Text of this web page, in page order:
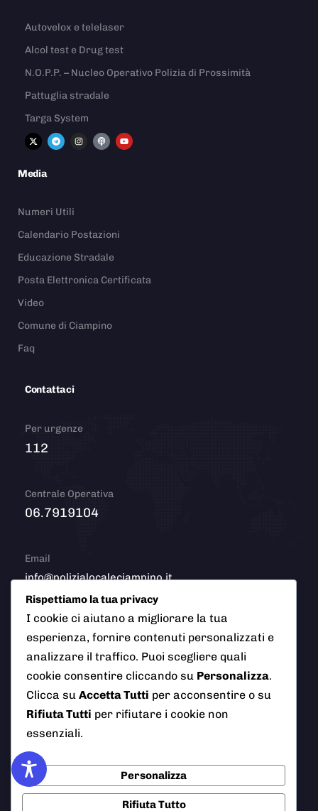
Autovelox e telelaser
Alcol test e Drug test
N.O.P.P. – Nucleo Operativo Polizia di Prossimità
Pattuglia stradale
Targa System
Media
Numeri Utili
Calendario Postazioni
Educazione Stradale
Posta Elettronica Certificata
Video
Comune di Ciampino
Faq
Contattaci
Per urgenze
112
Centrale Operativa
06.7919104
Email
info@polizialocaleciampino.it
© 2026 Polizia Locale del Comune di Ciampino (Roma). Tutti
i diritti riservati
AI Info
Cookie Policy Credits
Rispettiamo la tua privacy
I cookie ci aiutano a migliorare la tua
esperienza, fornire contenuti personalizzati e
analizzare il traffico. Puoi scegliere quali
cookie consentire cliccando su Personalizza.
Clicca su Accetta Tutti per acconsentire o su
Rifiuta Tutti per rifiutare i cookie non
essenziali.
Personalizza
Rifiuta Tutto